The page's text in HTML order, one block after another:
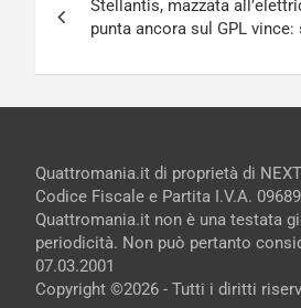
articoli
Stellantis, mazzata
punta ancora sul GPL
Quattromania.it di proprietà di
Codice Fiscale e Partita I.V.A.
Quattromania.it non è una testata
periodicità. Non può pertanto
07.03.2001
Copyright ©2026 - Tutti i diritti